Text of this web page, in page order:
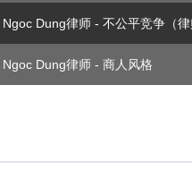
Ngoc Dung律师 - 不公平竞争（律
Ngoc Dung律师 - 商人风格